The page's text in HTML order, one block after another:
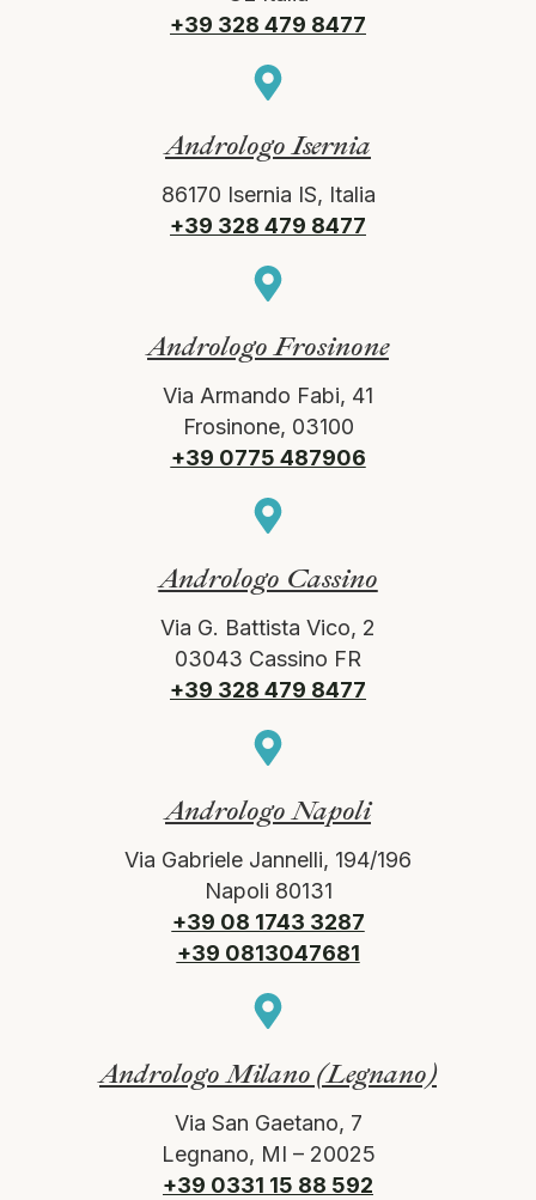
+39 328 479 8477
Andrologo Isernia
86170 Isernia IS, Italia
+39 328 479 8477
Andrologo Frosinone
Via Armando Fabi, 41
Frosinone, 03100
+39 0775 487906
Andrologo Cassino
Via G. Battista Vico, 2
03043 Cassino FR
+39 328 479 8477
Andrologo Napoli
Via Gabriele Jannelli, 194/196
Napoli 80131
+39 08 1743 3287
+39 0813047681
Andrologo Milano (Legnano)
Via San Gaetano, 7
Legnano, MI – 20025
+39 0331 15 88 592